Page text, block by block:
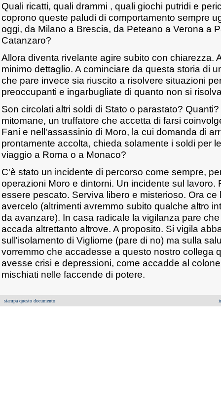
Quali ricatti, quali drammi , quali giochi putridi e
coprono queste paludi di comportamento sempre
oggi, da Milano a Brescia, da Peteano a Verona a
Catanzaro?
Allora diventa rivelante agire subito con chiarezza.
minimo dettaglio. A cominciare da questa storia di
che pare invece sia riuscito a risolvere situazioni
preoccupanti e ingarbugliate di quanto non si
Son circolati altri soldi di Stato o parastato?
mitomane, un truffatore che accetta di farsi
Fani e nell'assassinio di Moro, la cui domanda di
prontamente accolta, chieda solamente i soldi per
viaggio a Roma o a Monaco?
C'è stato un incidente di percorso come sempre,
operazioni Moro e dintorni. Un incidente sul lavoro.
essere pescato. Serviva libero e misterioso. Ora
avercelo (altrimenti avremmo subito qualche altro
da avanzare). In casa radicale la vigilanza pare
accada altrettanto altrove. A proposito. Si vigila
sull'isolamento di Vigliome (pare di no) ma sulla
vorremmo che accadesse a questo nostro collega
avesse crisi e depressioni, come accadde al
mischiati nelle faccende di potere.
stampa questo documento